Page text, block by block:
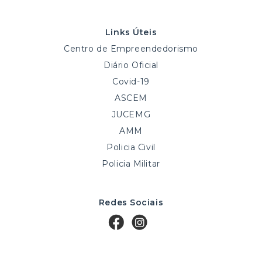
Links Úteis
Centro de Empreendedorismo
Diário Oficial
Covid-19
ASCEM
JUCEMG
AMM
Policia Civil
Policia Militar
Redes Sociais